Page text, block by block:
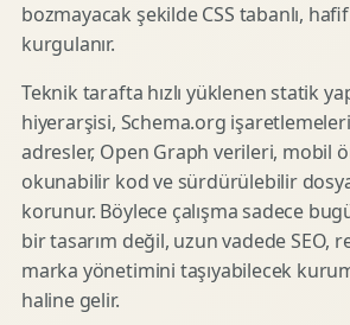
bozmayacak şekilde CSS tabanlı,
kurgulanır.
Teknik tarafta hızlı yüklenen statik
hiyerarşisi, Schema.org
adresler, Open Graph verileri, mobil
okunabilir kod ve sürdürülebilir
korunur. Böylece çalışma sadece
bir tasarım değil, uzun vadede SEO,
marka yönetimini taşıyabilecek
haline gelir.